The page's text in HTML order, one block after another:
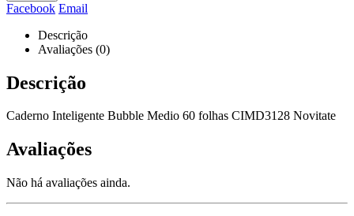
Facebook Email
Descrição
Avaliações (0)
Descrição
Caderno Inteligente Bubble Medio 60 folhas CIMD3128 Novitate
Avaliações
Não há avaliações ainda.